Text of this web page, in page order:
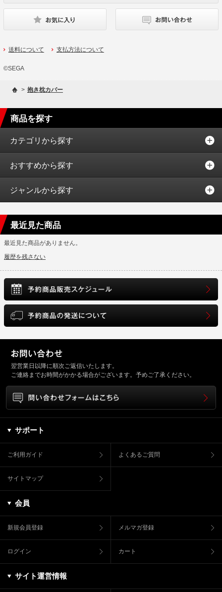
送料について 支払方法について
©SEGA
> 抱き枕カバー
商品を探す
カテゴリから探す
おすすめから探す
ジャンルから探す
最近見た商品
最近見た商品がありません。
履歴を残さない
翌営業日以降に順次ご返信いたします。
ご連絡までお時間がかかる場合がございます。予めご了承ください。
サポート
ご利用ガイド よくあるご質問
サイトマップ
会員
新規会員登録 メルマガ登録
ログイン カート
サイト運営情報